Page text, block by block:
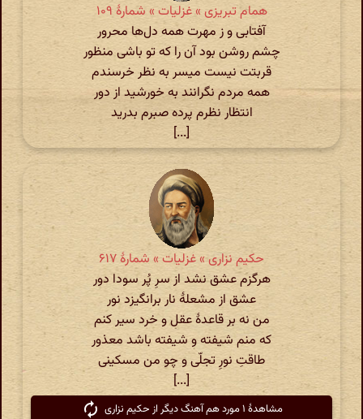
همام تبریزی » غزلیات » شمارهٔ ۱۰۹
آفتابی و ز مهرت همه دل‌ها محرور
چشم روشن بود آن را که تو باشی منظور
قربتت نیست میسر به نظر خرسندم
همه مردم نگرانند به خورشید از دور
انتظار نظرم پرده صبرم بدرید
[...]
حکیم نزاری » غزلیات » شمارهٔ ۶۱۷
هرگزم عشق نشد از سرِ پُر سودا دور
عشق از مشعلۀ نار برانگیزد نور
من نه بر قاعدۀ عقل و خرد سیر کنم
که منم شیفته و شیفته باشد معذور
طاقتِ نورِ تجلّی و چو من مسکینی
[...]
مشاهدهٔ ۱ مورد هم آهنگ دیگر از حکیم نزاری